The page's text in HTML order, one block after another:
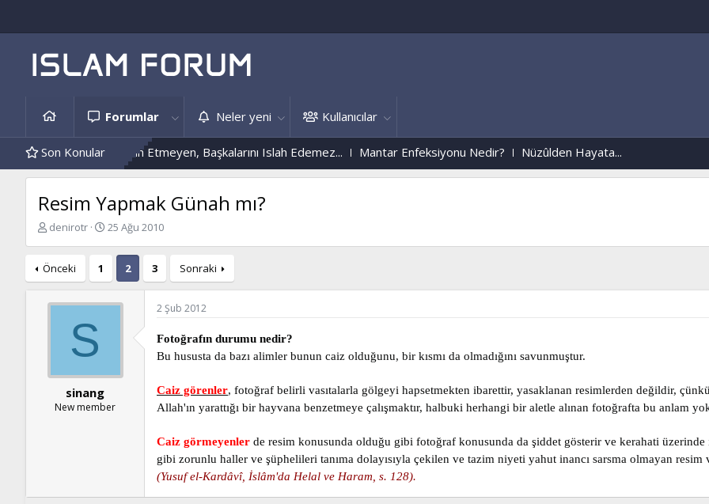
Forumlar Neler yeni Kullanıcılar
Son Konular
Kendini Islah Etmeyen, Başkalarını Islah Edemez... Mantar Enfeksiyonu Nedir? Nüzûlden Hayata...
Resim Yapmak Günah mı?
K
b
u
a
denirotr
B
a
r
h
25 Ağu 2010
Önceki 1 2 3 Sonraki
S
sinang
New member
2 Şub 2012
Fotoğrafın durumu nedir?
Bu hususta da bazı alimler bunun caiz olduğunu, bir kısmı da olmadığını savunmuştur.
Caiz görenler, fotoğraf belirli vasıtalarla gölgeyi hapsetmekten ibarettir, yasaklanan resimlerden değildir,
Allah'ın yarattığı bir hayvana benzetmeye çalışmaktır, halbuki herhangi bir aletle alınan fotoğrafta bu anlam
Caiz görmeyenler de resim konusunda olduğu gibi fotoğraf konusunda da şiddet gösterir ve kerahati üzerinde
gibi zorunlu haller ve şüphelileri tanıma dolayısıyla çekilen ve tazim niyeti yahut inancı sarsma olmayan
(Yusuf el-Kardâvî, İslâm'da Helal ve Haram, s. 128).